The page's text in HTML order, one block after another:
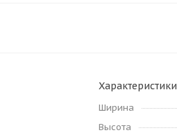
Характеристики
Ширина
Высота